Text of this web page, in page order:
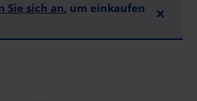
Sie sich an, um einkaufen
×